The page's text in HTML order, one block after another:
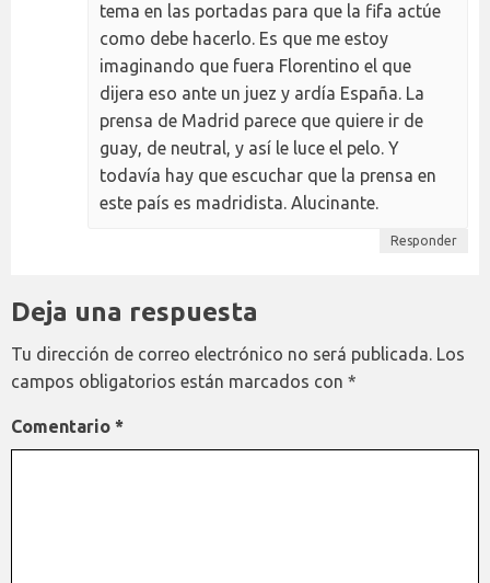
tema en las portadas para que la fifa actúe
como debe hacerlo. Es que me estoy
imaginando que fuera Florentino el que
dijera eso ante un juez y ardía España. La
prensa de Madrid parece que quiere ir de
guay, de neutral, y así le luce el pelo. Y
todavía hay que escuchar que la prensa en
este país es madridista. Alucinante.
Responder
Deja una respuesta
Tu dirección de correo electrónico no será publicada. Los
campos obligatorios están marcados con *
Comentario *